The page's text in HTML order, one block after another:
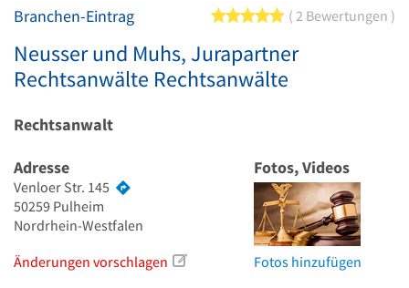
Branchen-Eintrag 5 von 5 Sternen
2 Bewertungen
Neusser und Muhs, Jurapartner
Rechtsanwälte Rechtsanwälte
Rechtsanwalt
Adresse
Venloer Str. 145
50259 Pulheim
Nordrhein-Westfalen
Änderungen vorschlagen
Fotos, Videos
Fotos hinzufügen